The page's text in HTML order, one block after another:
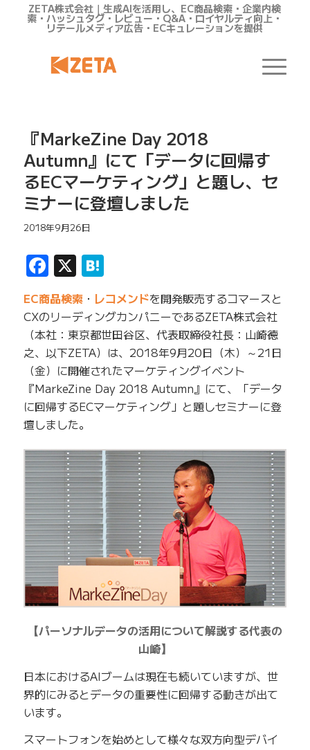
ZETA株式会社｜生成AIを活用し、EC商品検索・企業内検
索・ハッシュタグ・レビュー・Q&A・ロイヤルティ向上・
リテールメディア広告・ECキュレーションを提供
『MarkeZine Day 2018
Autumn』にて「データに回帰す
るECマーケティング」と題し、セ
ミナーに登壇しました
2018年9月26日
Facebook
X Hatena
EC商品検索・ レコメンドを開発販売するコマースと
CXのリーディングカンパニーであるZETA株式会社
（本社：東京都世田谷区、代表取締役社長：山崎徳
之、以下ZETA）は、2018年9月20日（木）～21日
（金）に開催されたマーケティングイベント
『MarkeZine Day 2018 Autumn』にて、「データ
に回帰するECマーケティング」と題しセミナーに登
壇しました。
【パーソナルデータの活用について解説する代表の
山崎】
日本におけるAIブームは現在も続いていますが、世
界的にみるとデータの重要性に回帰する動きが出て
います。
スマートフォンを始めとして様々な双方向型デバイ